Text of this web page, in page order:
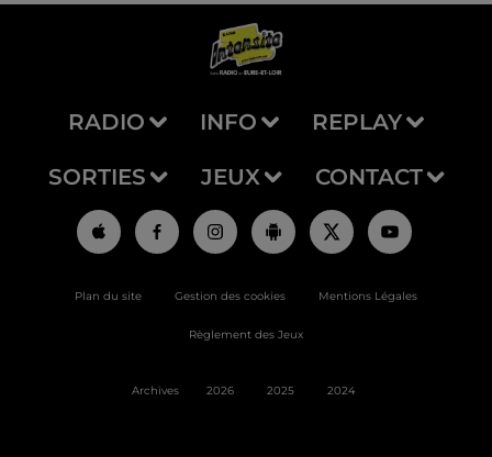
RADIO INFO REPLAY
SORTIES JEUX CONTACT
Plan du site Gestion des cookies Mentions Légales
Règlement des Jeux
Archives 2026 2025 2024